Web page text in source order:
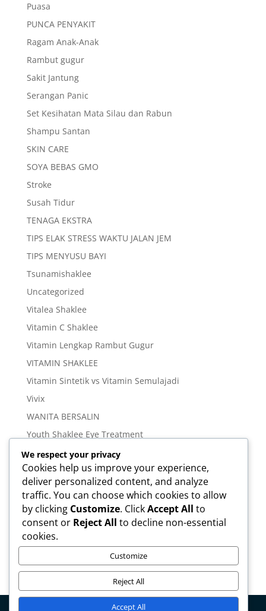
Puasa
PUNCA PENYAKIT
Ragam Anak-Anak
Rambut gugur
Sakit Jantung
Serangan Panic
Set Kesihatan Mata Silau dan Rabun
Shampu Santan
SKIN CARE
SOYA BEBAS GMO
Stroke
Susah Tidur
TENAGA EKSTRA
TIPS ELAK STRESS WAKTU JALAN JEM
TIPS MENYUSU BAYI
Tsunamishaklee
Uncategorized
Vitalea Shaklee
Vitamin C Shaklee
Vitamin Lengkap Rambut Gugur
VITAMIN SHAKLEE
Vitamin Sintetik vs Vitamin Semulajadi
Vivix
WANITA BERSALIN
Youth Shaklee Eye Treatment
YOUTH SKIN CARE SERIES
Meta
Log in
Entries feed
Comments feed
We respect your privacy
Cookies help us improve your experience,
deliver personalized content, and analyze
traffic. You can choose which cookies to allow
by clicking Customize. ClickAccept All to
consent or Reject All to decline non-essential
cookies.
Customize
Reject All
Accept All